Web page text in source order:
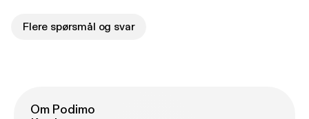
Flere spørsmål og svar
Om Podimo